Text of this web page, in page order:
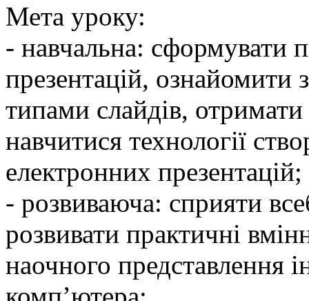
Мета уроку:
- навчальна: сформувати
презентацій, ознайомити
типами слайдів,
навчитися технології
електронних презентацій;
- розвиваюча: сприяти
розвивати практичні
наочного представлення